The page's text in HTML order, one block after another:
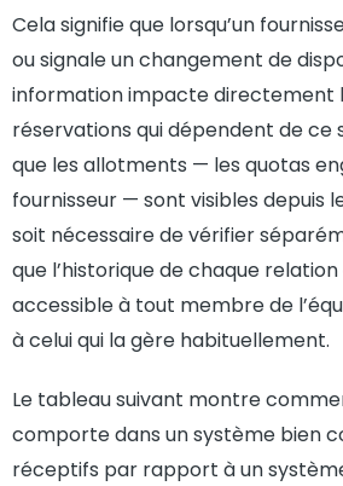
Cela signifie que lorsqu’un
ou signale un changement de
information impacte directement
réservations qui dépendent de ce
que les allotments — les quotas
fournisseur — sont visibles depuis
soit nécessaire de vérifier
que l’historique de chaque
accessible à tout membre de
à celui qui la gère habituellement.
Le tableau suivant montre
comporte dans un système bien
réceptifs par rapport à un